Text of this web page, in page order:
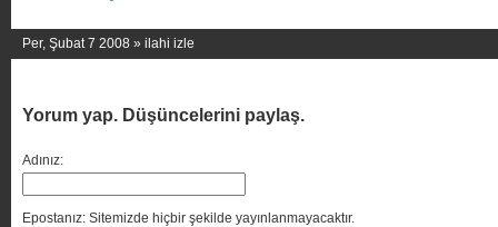
Per, Şubat 7 2008 » ilahi izle
Yorum yap. Düşüncelerini paylaş.
Adınız:
Epostanız: Sitemizde hiçbir şekilde yayınlanmayacaktır.